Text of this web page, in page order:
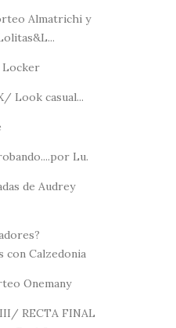
Almatrichi y
Locker
Look casual...
Lu.
de Audrey
con Calzedonia
Onemany
RECTA FINAL